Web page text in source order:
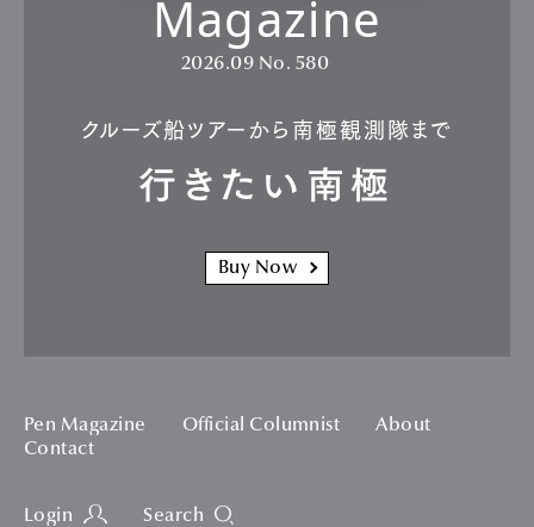
Magazine
2026.09 No. 580
クルーズ船ツアーから南極観測隊まで
行きたい南極
Buy Now
Pen Magazine Official Columnist
About
Contact
Login Search